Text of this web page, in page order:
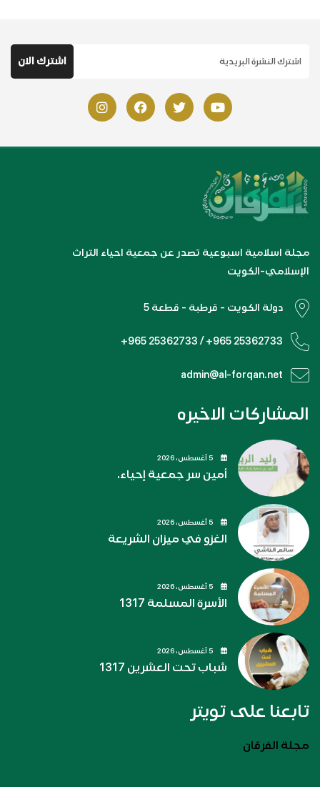
مجلة اسلامية اسبوعية تصدر عن جمعية احياء التراث
الإسلامي-الكويت
دولة الكويت - قرطبة - قطعة 5
+965 25362733 / +965 25362733
admin@al-forqan.net
المشاركات الاخيره
أمين سر جمعية إحياء.
الغزو في ميزان الشريعة
الأسرة المسلمة 1317
شباب تحت العشرين 1317
تابعنا على تويتر
مجلة الفرقان